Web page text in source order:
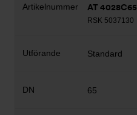
AT 4028C65
RSK 5037130
Standard
65